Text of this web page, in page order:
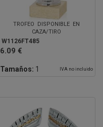
TROFEO DISPONIBLE EN
CAZA/TIRO
W1126FT485
6.09 €
Tamaños: 1 IVA no incluido